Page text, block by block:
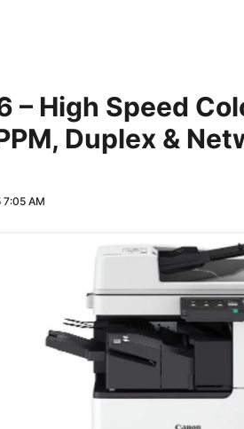
– High Speed
Duplex &
7:05 AM